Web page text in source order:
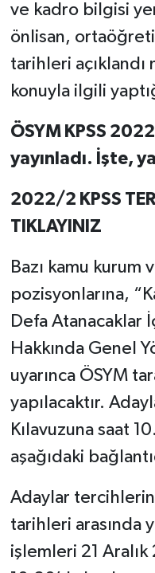
ve kadro bilgisi
önlisan,
tarihleri açıklandı
konuyla ilgili
ÖSYM KPSS
yayınladı. İşte,
2022/2 KPSS
TIKLAYINIZ
Bazı kamu kurum
pozisyonlarına,
Defa Atanacaklar
Hakkında Genel
uyarınca ÖSYM
yapılacaktır.
Kılavuzuna saat
aşağıdaki
Adaylar
tarihleri arasında
işlemleri 21